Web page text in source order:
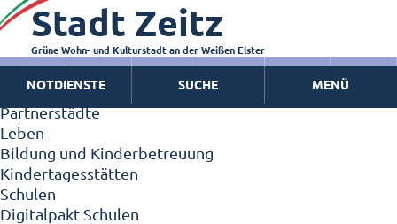
Zeitz - Die Kleinstadt
Willkommen in Zeitz!
Interview mit Oberbürgermeister Christian Thieme
Zeitz - Stadt der Zukunft
Ortschaften
Partnerstädte
Leben
Bildung und Kinderbetreuung
Kindertagesstätten
Schulen
Digitalpakt Schulen
Stadt Zeitz
Grüne Wohn- und Kulturstadt an der Weißen Elster
NOTDIENSTE SUCHE MENÜ